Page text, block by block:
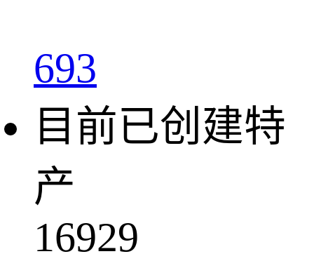
693
目前已创建特
产
16929